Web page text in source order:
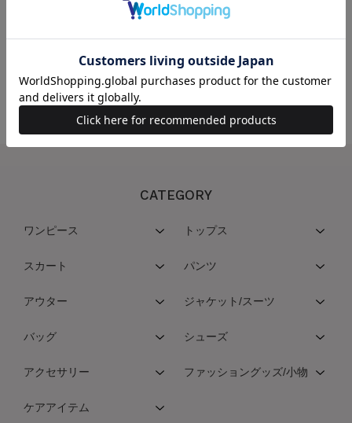
初めてご利用の方・会員以外の方
メールアドレスとパスワードを登録しておくと便利にお買い物ができるよ
うになります。
CATEGORY
ワンピース トップス
スカート パンツ
アウター ジャケット/スーツ
バッグ シューズ
アクセサリー ファッショングッズ/小物
ケアアイテム